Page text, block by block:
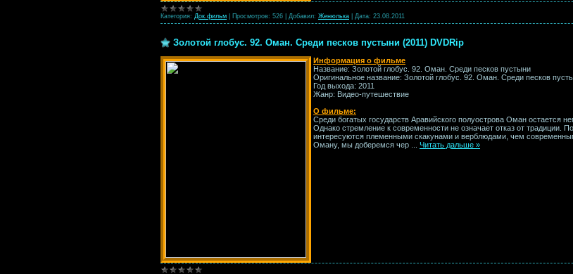
Категория: Док.фильм Просмотров: 526 Добавил: Женюлька Дата: 23.08.2011
Золотой глобус. 92. Оман. Среди песков пустыни (2011) DVDRip
Информация о фильме
Название: Золотой глобус. 92. Оман. Среди песков пустыни
Оригинальное название: Золотой глобус. 92. Оман. Среди песков
Год выхода: 2011
Жанр: Видео-путешествие
О фильме:
Среди богатых государств Аравийского полуострова Оман остается
Однако стремление к современности не означает отказ от
интересуются племенными скакунами и верблюдами, чем
Оману, мы доберемся чер
Читать дальше »